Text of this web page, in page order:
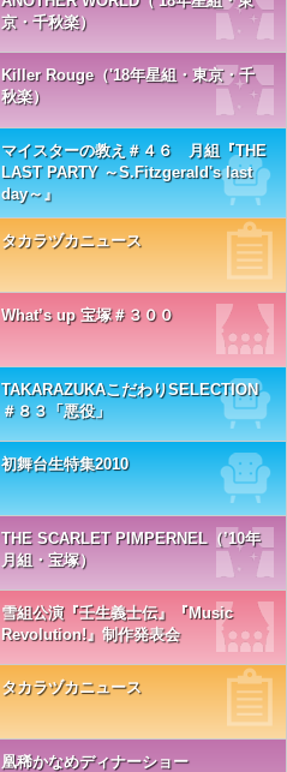
京・千秋楽）
Killer Rouge（'18年星組・東京・千
秋楽）
マイスターの教え＃４６ 月組『THE
LAST PARTY ～S.Fitzgerald's last
day～』
タカラヅカニュース
What’s up 宝塚＃３００
TAKARAZUKAこだわりSELECTION
＃８３「悪役」
初舞台生特集2010
THE SCARLET PIMPERNEL（’10年
月組・宝塚）
雪組公演『壬生義士伝』『Music
Revolution!』制作発表会
タカラヅカニュース
凰稀かなめディナーショー